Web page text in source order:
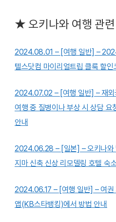
★ 오키나와 여행 관
2024.08.01 – [여행 일반] –
텔스닷컴 마이리얼트립 클룩 할
2024.07.02 – [여행 일반] – 재외
여행 중 질병이나 부상 시 상담 요
안내
2024.06.28 – [일본] – 오키나와
지마 신축 신상 리모델링 호텔 숙
2024.06.17 – [여행 일반] – 여권
앱(KB스타뱅킹)에서 방법 안내